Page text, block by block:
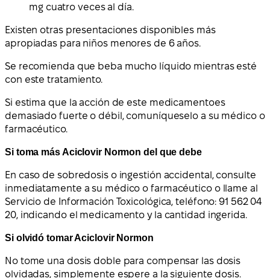
mg cuatro veces al día.
Existen otras presentaciones disponibles más
apropiadas para niños menores de 6 años.
Se recomienda que beba mucho líquido mientras esté
con este tratamiento.
Si estima que la acción de este medicamentoes
demasiado fuerte o débil, comuníqueselo a su médico o
farmacéutico.
Si toma más Aciclovir Normon del que debe
En caso de sobredosis o ingestión accidental, consulte
inmediatamente a su médico o farmacéutico o llame al
Servicio de Información Toxicológica, teléfono: 91 562 04
20, indicando el medicamento y la cantidad ingerida.
Si olvidó tomar Aciclovir Normon
No tome una dosis doble para compensar las dosis
olvidadas, simplemente espere a la siguiente dosis.